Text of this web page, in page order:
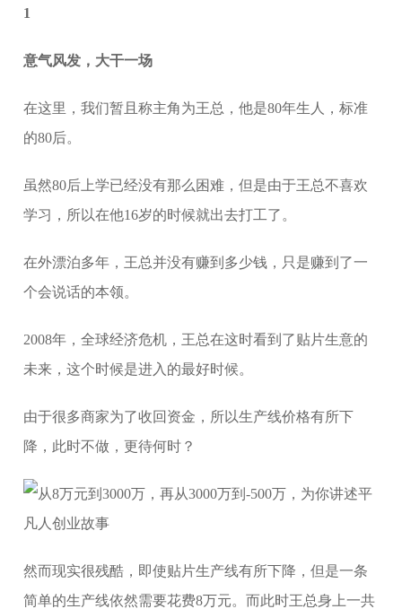
1
意气风发，大干一场
在这里，我们暂且称主角为王总，他是80年生人，标准
的80后。
虽然80后上学已经没有那么困难，但是由于王总不喜欢
学习，所以在他16岁的时候就出去打工了。
在外漂泊多年，王总并没有赚到多少钱，只是赚到了一
个会说话的本领。
2008年，全球经济危机，王总在这时看到了贴片生意的
未来，这个时候是进入的最好时候。
由于很多商家为了收回资金，所以生产线价格有所下
降，此时不做，更待何时？
然而现实很残酷，即使贴片生产线有所下降，但是一条
简单的生产线依然需要花费8万元。而此时王总身上一共